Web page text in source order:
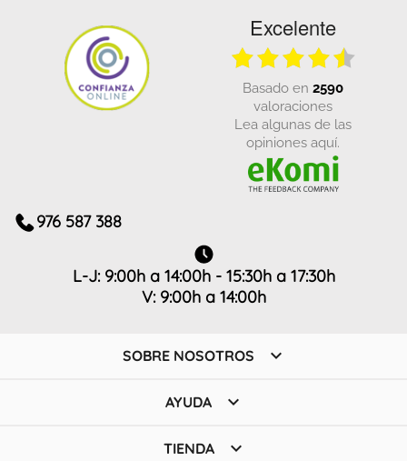
Excelente
basado en 2590
valoraciones
Lea algunas de las
opiniones aquí.
976 587 388
L-J: 9:00h a 14:00h - 15:30h a 17:30h
V: 9:00h a 14:00h
SOBRE NOSOTROS 
AYUDA 
TIENDA 